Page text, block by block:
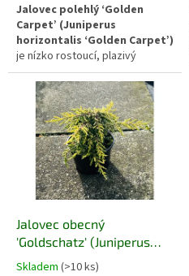
Jalovec polehlý ‘Golden
Carpet’ (Juniperus
horizontalis ‘Golden Carpet’)
je nízko rostoucí, plazivý
jehličnan se zářivě žlutým
zbarvením. Vytváří hustý
půdopokryvný koberec, který
rozjasňuje výsadby a zároveň
stabilizuje půdu na suchých a
slunných stanovištích.
Jalovec obecný
'Goldschatz' (Juniperus
communis 'Goldschatz')
Skladem (>10 ks)